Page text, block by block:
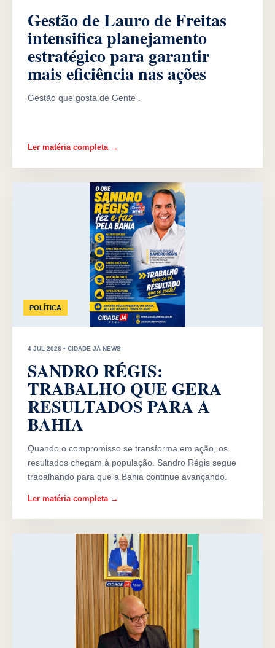
Gestão de Lauro de Freitas
intensifica planejamento
estratégico para garantir
mais eficiência nas ações
Gestão que gosta de Gente .
Ler matéria completa →
POLÍTICA
4 JUL 2026 • CIDADE JÁ NEWS
SANDRO RÉGIS:
TRABALHO QUE GERA
RESULTADOS PARA A
BAHIA
Quando o compromisso se transforma em ação, os
resultados chegam à população. Sandro Régis segue
trabalhando para que a Bahia continue avançando.
Ler matéria completa →